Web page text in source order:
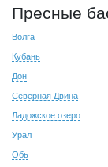
Пресные
Волга
Кубань
Дон
Северная Двина
Ладожское озеро
Урал
Обь